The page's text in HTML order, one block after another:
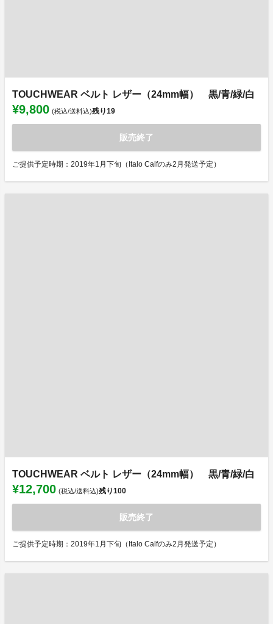
TOUCHWEAR ベルト レザー（24mm幅） 黒/青/緑/白
¥9,800 (税込/送料込)残り19
販売終了
ご提供予定時期：2019年1月下旬（Italo Calfのみ2月発送予定）
TOUCHWEAR ベルト レザー（24mm幅） 黒/青/緑/白
¥12,700 (税込/送料込)残り100
販売終了
ご提供予定時期：2019年1月下旬（Italo Calfのみ2月発送予定）